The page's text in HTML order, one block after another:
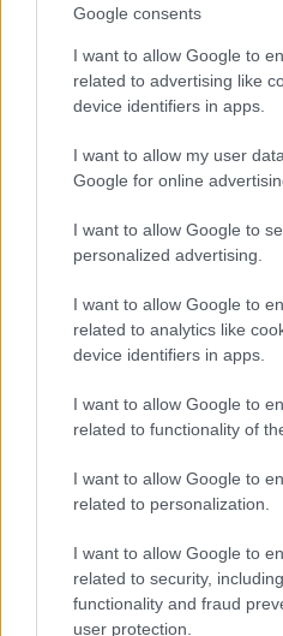
Google consents
I want to allow Google to
related to advertising like
device identifiers in apps.
I want to allow my user
Google for online
I want to allow Google to
personalized advertising.
I want to allow Google to
related to analytics like
device identifiers in apps.
I want to allow Google to
related to functionality of
I want to allow Google to
related to personalization.
I want to allow Google to
related to security,
functionality and fraud
user protection.
csaknem félszáz
A Telex szerint a városi
és akkor pecsételődött
szinte a sajátjaként
Pintér Bence
alkalommal kritizálta a
egyoldalúsága miatt, a
Fideszplusz kifejezést
„Ahogy sok más ügyben,
indul Magyarország jobb
Győrben zár be először a
közmédia. A zárásnak
gyakorlatilag
2025. évi gazdasági
ben 335 millió forint